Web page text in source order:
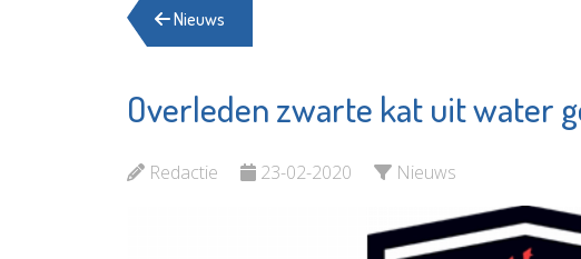
Nieuws
Overleden zwarte kat uit water
Redactie 23-02-2020 Nieuws
Franciscus
Stichting
Bekijk de pagina